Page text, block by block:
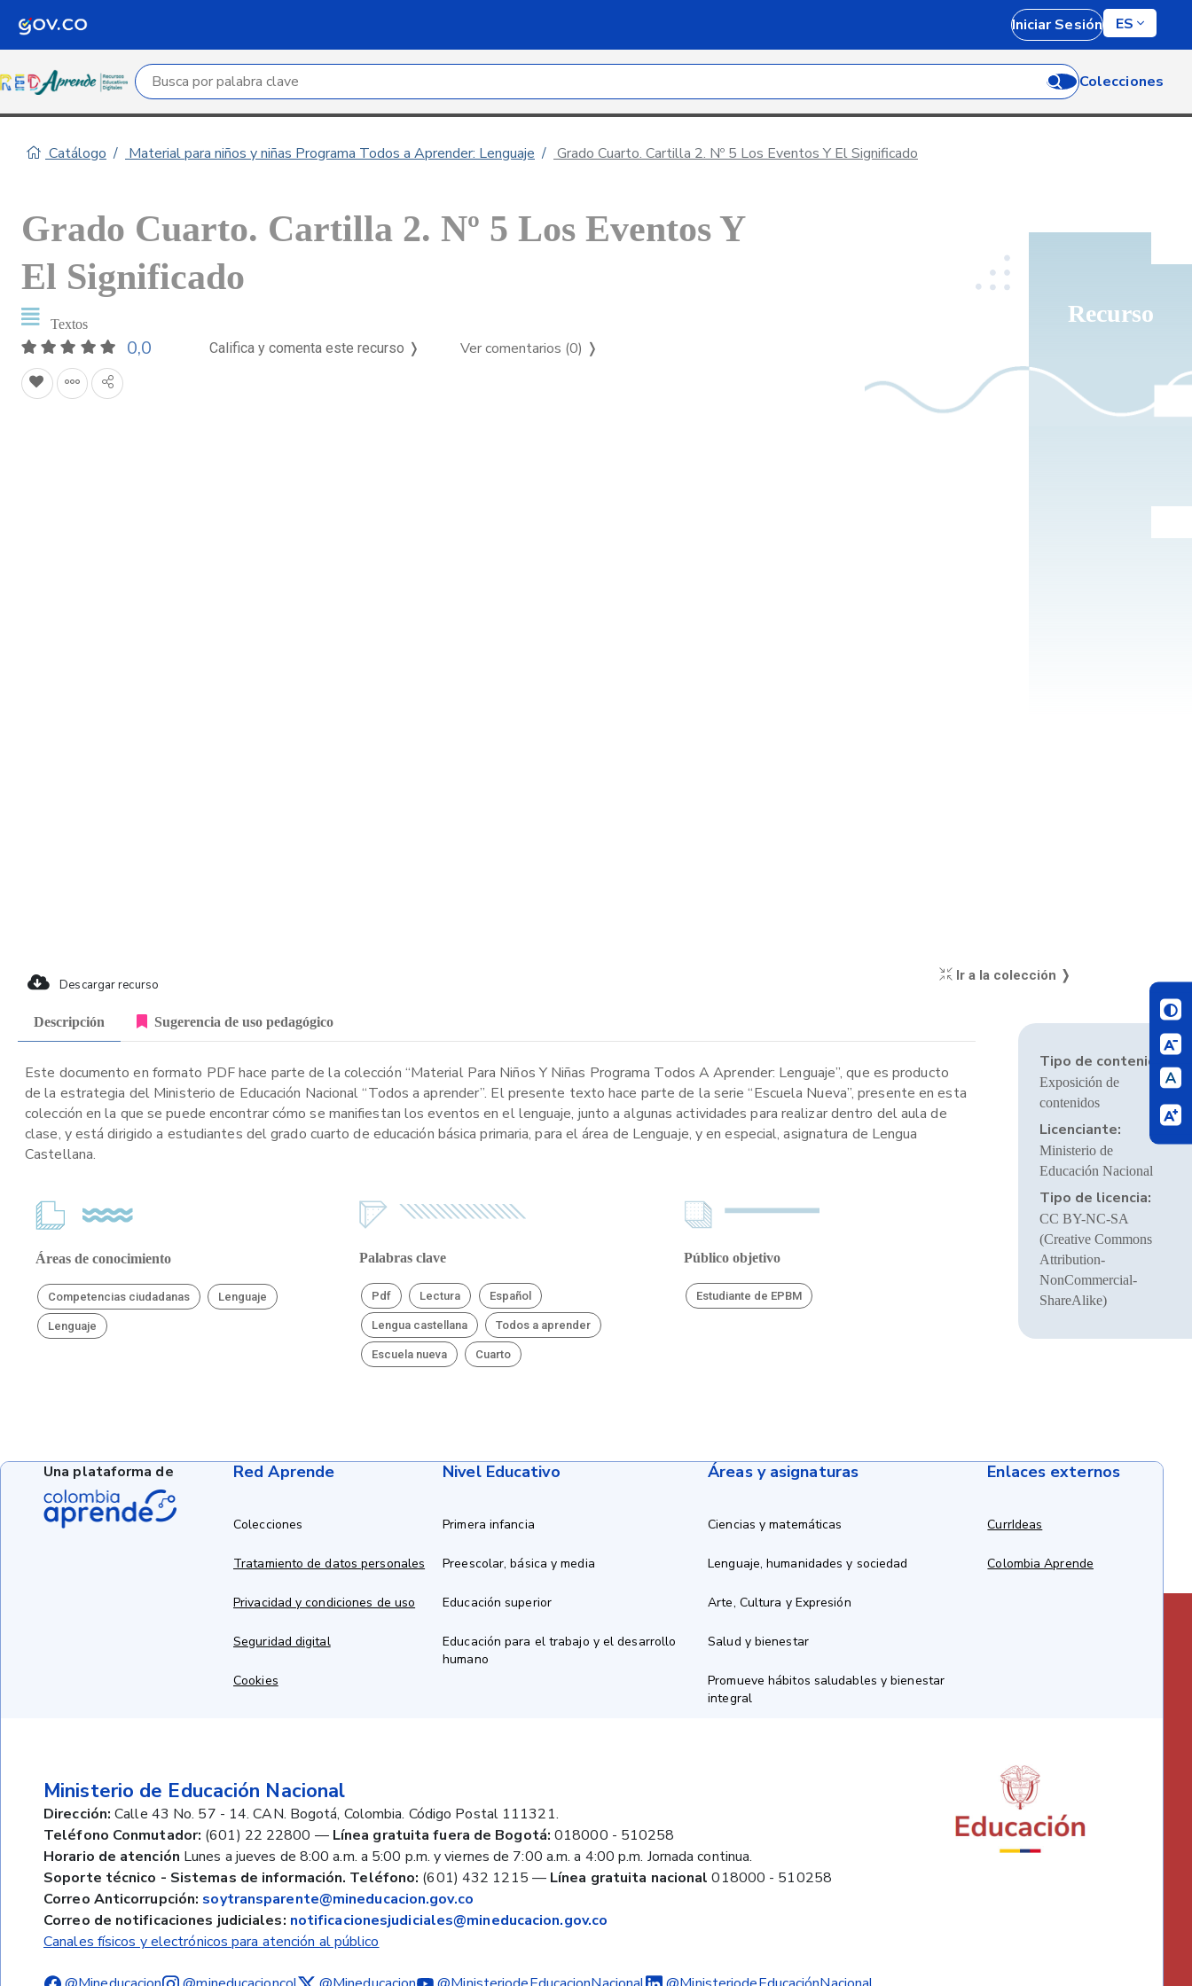
Iniciar Sesión ES
Campo de búsqueda por palabra clave Colecciones
Catálogo Material para niños y niñas Programa Todos a Aprender: Lenguaje Grado Cuarto. Cartilla 2. Nº 5 Los Eventos Y El Significado
Recurso
Grado Cuarto. Cartilla 2. Nº 5 Los Eventos Y
El Significado
Textos
0,0 Califica y comenta este recurso ❭ Ver comentarios (0) ❭
Descargar recurso
Ir a la colección ❭
Descripción Sugerencia de uso pedagógico
Este documento en formato PDF hace parte de la colección “Material Para Niños Y Niñas Programa Todos A Aprender: Lenguaje”, que es producto
de la estrategia del Ministerio de Educación Nacional “Todos a aprender”. El presente texto hace parte de la serie “Escuela Nueva”, presente en esta
colección en la que se puede encontrar cómo se manifiestan los eventos en el lenguaje, junto a algunas actividades para realizar dentro del aula de
clase, y está dirigido a estudiantes del grado cuarto de educación básica primaria, para el área de Lenguaje, y en especial, asignatura de Lengua
Castellana.
Áreas de conocimiento
Competencias ciudadanas Lenguaje
Lenguaje
Palabras clave
Pdf Lectura Español
Lengua castellana Todos a aprender
Escuela nueva Cuarto
Público objetivo
Estudiante de EPBM
Tipo de contenido:
Exposición de
contenidos
Licenciante:
Ministerio de
Educación Nacional
Tipo de licencia:
CC BY-NC-SA
(Creative Commons
Attribution-
NonCommercial-
ShareAlike)
Red Aprende
Colecciones
Tratamiento de datos personales
Privacidad y condiciones de uso
Seguridad digital
Cookies
Nivel Educativo
Primera infancia
Preescolar, básica y media
Educación superior
Educación para el trabajo y el desarrollo
humano
Áreas y asignaturas
Ciencias y matemáticas
Lenguaje, humanidades y sociedad
Arte, Cultura y Expresión
Salud y bienestar
Promueve hábitos saludables y bienestar
integral
Enlaces externos
CurrIdeas
Colombia Aprende
Ministerio de Educación Nacional
Dirección: Calle 43 No. 57 - 14. CAN. Bogotá, Colombia. Código Postal 111321.
Teléfono Conmutador: (601) 22 22800 — Línea gratuita fuera de Bogotá: 018000 - 510258
Horario de atención Lunes a jueves de 8:00 a.m. a 5:00 p.m. y viernes de 7:00 a.m. a 4:00 p.m. Jornada continua.
Soporte técnico - Sistemas de información. Teléfono: (601) 432 1215 — Línea gratuita nacional 018000 - 510258
Correo Anticorrupción: soytransparente@mineducacion.gov.co
Correo de notificaciones judiciales: notificacionesjudiciales@mineducacion.gov.co
Canales físicos y electrónicos para atención al público
Una plataforma de